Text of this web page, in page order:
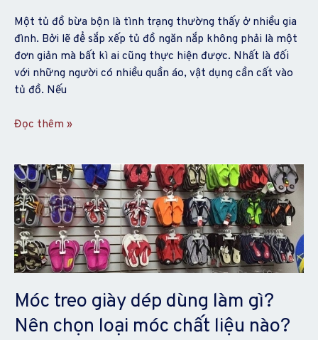
Một tủ đồ bừa bộn là tình trạng thường thấy ở nhiều gia
đình. Bởi lẽ để sắp xếp tủ đồ ngăn nắp không phải là một
đơn giản mà bất kì ai cũng thực hiện được. Nhất là đối
với những người có nhiều quần áo, vật dụng cần cất vào
tủ đồ. Nếu
Đọc thêm »
Móc treo giày dép dùng làm gì?
Nên chọn loại móc chất liệu nào?
Móc
treo
giày
dép
dùng
làm
gì?
Nên
chọn
loại